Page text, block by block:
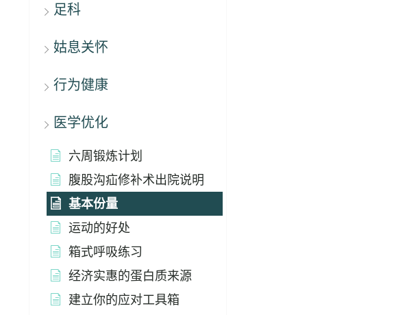
足科
姑息关怀
行为健康
医学优化
六周锻炼计划
腹股沟疝修补术出院说明
基本份量
运动的好处
箱式呼吸练习
经济实惠的蛋白质来源
建立你的应对工具箱